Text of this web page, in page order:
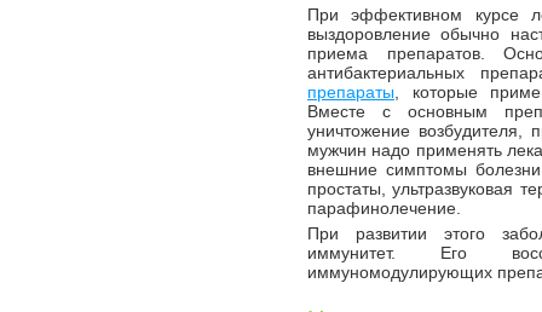
При эффективном курсе
выздоровление обычно
приема препаратов.
антибактериальных
препараты , которые
Вместе с основным
уничтожение возбудителя,
мужчин надо применять
внешние симптомы
простаты, ультразвуковая
парафинолечение.
При развитии этого
иммунитет. Его
иммуномодулирующих